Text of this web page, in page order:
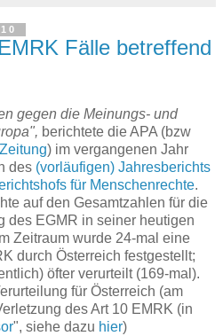
Fälle betreffend
gegen die Meinungs- und
berichtete die APA (bzw
) im vergangenen Jahr
des (vorläufigen) Jahresberichts
für Menschenrechte.
auf den Gesamtzahlen für die
des EGMR in seiner heutigen
Zeitraum wurde 24-mal eine
durch Österreich festgestellt;
öfter verurteilt (169-mal).
für Österreich (am
des Art 10 EMRK (in
", siehe dazu hier)